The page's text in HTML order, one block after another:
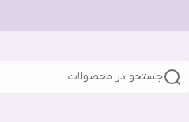
جستجو در محصولات